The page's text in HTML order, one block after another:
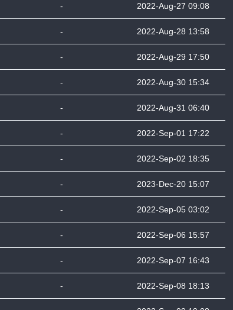
- 2022-Aug-27 09:08
- 2022-Aug-28 13:58
- 2022-Aug-29 17:50
- 2022-Aug-30 15:34
- 2022-Aug-31 06:40
- 2022-Sep-01 17:22
- 2022-Sep-02 18:35
- 2023-Dec-20 15:07
- 2022-Sep-05 03:02
- 2022-Sep-06 15:57
- 2022-Sep-07 16:43
- 2022-Sep-08 18:13